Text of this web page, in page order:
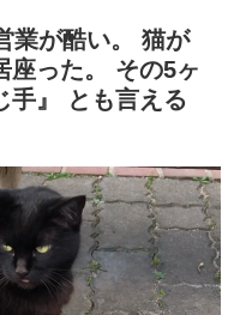
業が酷い。 猫が
座った。 その5ヶ
手』 とも言える